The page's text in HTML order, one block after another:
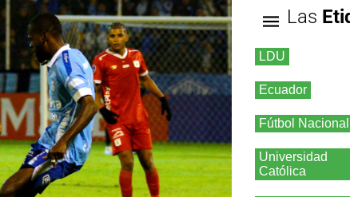
Las
LDU
Ecuador
Fútbol Nacional
Universidad
Católica